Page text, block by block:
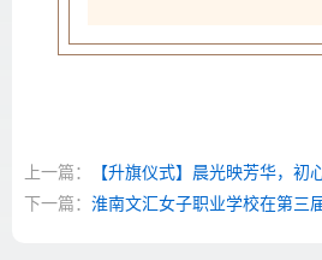
上一篇：
【升旗仪式】晨光映芳华，
下一篇： 淮南文汇女子职业学校在第三